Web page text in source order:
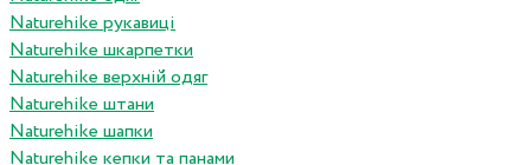
Naturehike рукавиці
Naturehike шкарпетки
Naturehike верхній одяг
Naturehike штани
Naturehike шапки
Naturehike кепки та панами